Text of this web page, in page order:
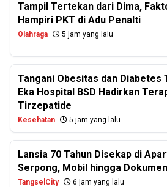
Tampil Tertekan dari Dima,
Hampiri PKT di Adu Penalti
Olahraga 5 jam yang lalu
Tangani Obesitas dan Diabetes
Eka Hospital BSD Hadirkan
Tirzepatide
Kesehatan 5 jam yang lalu
Lansia 70 Tahun Disekap di
Serpong, Mobil hingga
TangselCity 6 jam yang lalu